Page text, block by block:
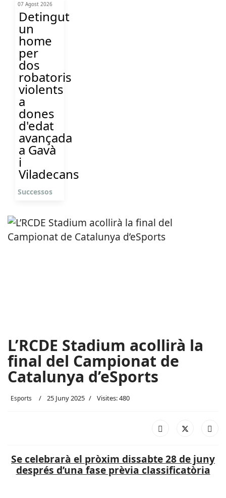
07 Agost 2026
Detingut
un
home
per
dos
robatoris
violents
a
dones
d'edat
avançada
a Gavà
i
Viladecans
Successos
L’RCDE Stadium acollirà la
final del Campionat de
Catalunya d’eSports
Esports 25 Juny 2025 Visites: 480
Se celebrarà el pròxim dissabte 28 de juny
després d’una fase prèvia classificatòria